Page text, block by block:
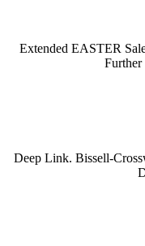
Extended EASTER
Deep Link. Bissell-